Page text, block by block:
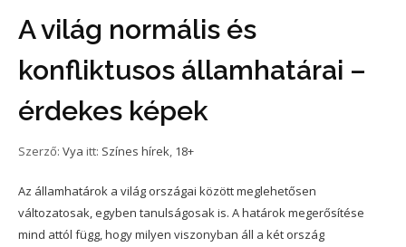
A világ normális és
konfliktusos államhatárai –
érdekes képek
Szerző: Vya itt: Színes hírek, 18+
Az államhatárok a világ országai között meglehetősen
változatosak, egyben tanulságosak is. A határok megerősítése
mind attól függ, hogy milyen viszonyban áll a két ország